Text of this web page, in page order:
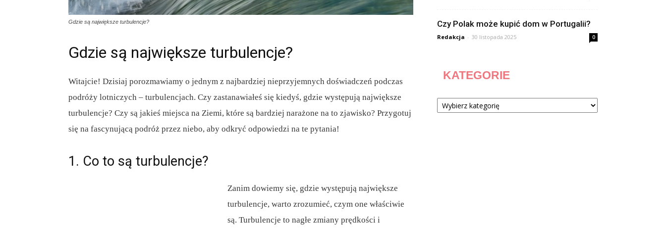
Gdzie są największe turbulencje?
Gdzie są największe turbulencje?
Witajcie! Dzisiaj porozmawiamy o jednym z najbardziej nieprzyjemnych doświadczeń podczas
podróży lotniczych – turbulencjach. Czy zastanawiałeś się kiedyś, gdzie występują największe
turbulencje? Czy są jakieś miejsca na Ziemi, które są bardziej narażone na to zjawisko? Przygotuj
się na fascynującą podróż przez niebo, aby odkryć odpowiedzi na te pytania!
1. Co to są turbulencje?
Zanim dowiemy się, gdzie występują największe
turbulencje, warto zrozumieć, czym one właściwie
są. Turbulencje to nagłe zmiany prędkości i
Czy Polak może kupić dom w Portugalii?
Redakcja - 30 listopada 2025 0
KATEGORIE
Kategorie